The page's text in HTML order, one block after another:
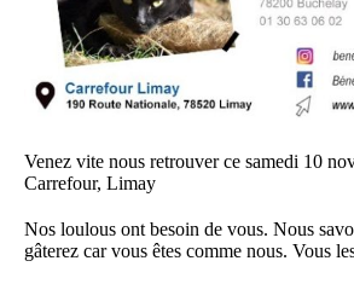
Venez vite nous retrouver ce samedi 10
Carrefour, Limay
Nos loulous ont besoin de vous. Nous
gâterez car vous êtes comme nous. Vous